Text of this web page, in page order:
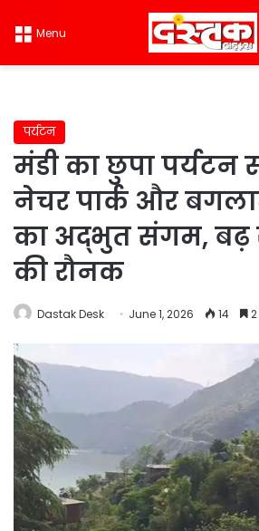
Menu
पर्यटन
मंडी का छुपा पर्यटन
नेचर पार्क और
का अद्भुत संगम, बढ़
की रौनक
Dastak Desk June 1, 2026 14